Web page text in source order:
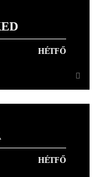
napod
HÉTFŐ
HÉTFŐ
HÉTFŐ